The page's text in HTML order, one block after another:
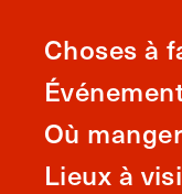
Choses à
Où
Lieux à